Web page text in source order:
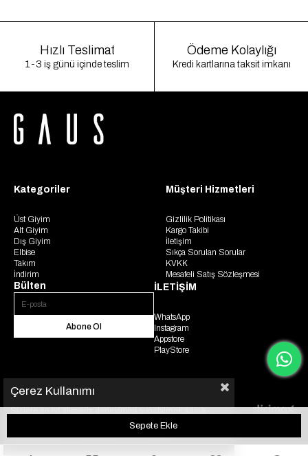
Hızlı Teslimat
1-3 iş günü içinde teslim
Ödeme Kolaylığı
Kredi kartlarına taksit imkanı
Kategoriler
Üst Giyim
Alt Giyim
Dış Giyim
Elbise
Takım
İndirim
Müşteri Hizmetleri
Gizlilik Politikası
Kargo Takibi
İletişim
Sıkça Sorulan Sorular
KVKK
Mesafeli Satış Sözleşmesi
Bülten
Abone Ol
İLETİŞİM
WhatsApp
Instagram
Appstore
PlayStore
Çerez Kullanımı
sitemizde çerezler(cookies) kullanmaktayız. Detaylı bilgi